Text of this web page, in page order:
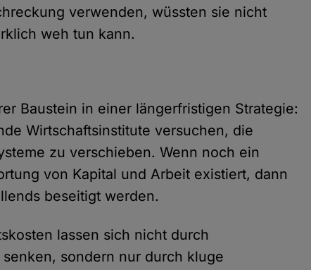
verwenden, wüssten sie nicht
weh tun kann.
Baustein in einer längerfristigen Strategie:
Wirtschaftsinstitute versuchen, die
zu verschieben. Wenn noch ein
von Kapital und Arbeit existiert, dann
beseitigt werden.
lassen sich nicht durch
sondern nur durch kluge